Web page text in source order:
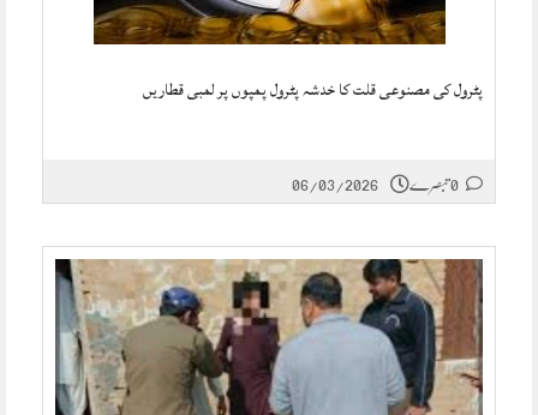
پٹرول کی مصنوعی قلت کا خدشہ پٹرول پمپوں پر لمبی قطاریں
06/03/2026